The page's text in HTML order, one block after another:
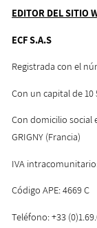
EDITOR DEL SITIO
ECF S.A.S
Registrada con el
Con un capital de 10
Con domicilio social
GRIGNY (Francia)
IVA
Código APE: 4669 C
Teléfono: +33